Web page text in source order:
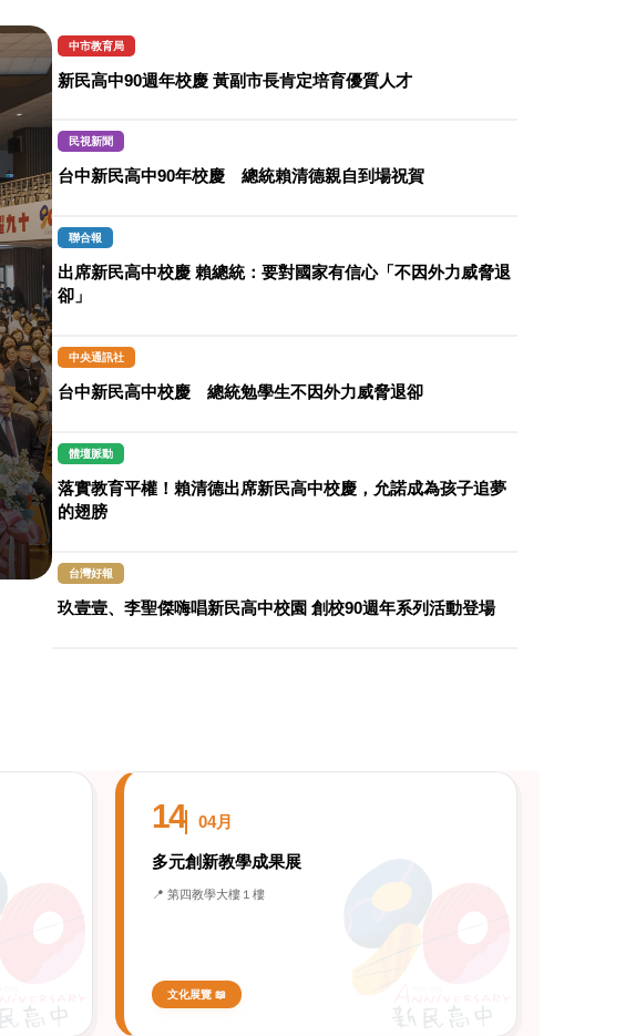
中市教育局
新民高中90週年校慶 黃副市長肯定培育優質人才
民視新聞
台中新民高中90年校慶 總統賴清德親自到場祝賀
聯合報
出席新民高中校慶 賴總統：要對國家有信心「不因外力威脅退
卻」
中央通訊社
台中新民高中校慶 總統勉學生不因外力威脅退卻
體壇脈動
落實教育平權！賴清德出席新民高中校慶，允諾成為孩子追夢
的翅膀
台灣好報
玖壹壹、李聖傑嗨唱新民高中校園 創校90週年系列活動登場
14 04月
多元創新教學成果展
📍 第四教學大樓１樓
文化展覽 📖